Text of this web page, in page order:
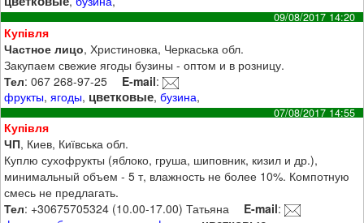
09/08/2017 14:20
Купівля
Частное лицо, Христиновка, Черкаська обл.
Закупаем свежие ягоды бузины - оптом и в розницу.
Тел: 067 268-97-25 E-mail:
фрукты,ягоды, цветковые,бузина,
07/08/2017 14:55
Купівля
ЧП, Киев, Київська обл.
Куплю сухофрукты (яблоко, груша, шиповник, кизил и др.),
минимальный объем - 5 т, влажность не более 10%. Компотную
смесь не предлагать.
Тел: +30675705324 (10.00-17.00) Татьяна E-mail: